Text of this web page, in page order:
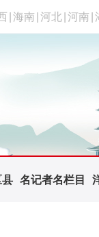
海南 河北 河南
县 名记者名栏目